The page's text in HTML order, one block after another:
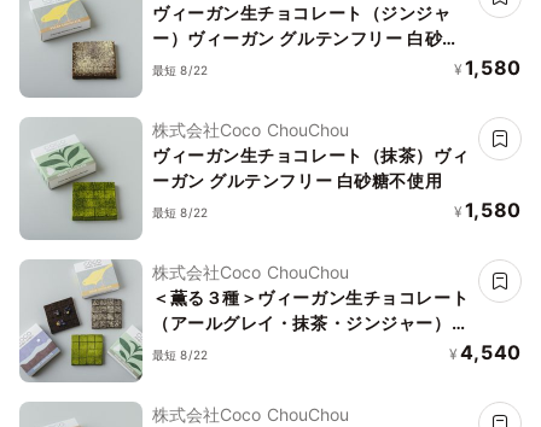
ヴィーガン生チョコレート（ジンジャ
ー）ヴィーガン グルテンフリー 白砂糖
不使用
最短 8/22 ¥ 1,580
株式会社Coco ChouChou
ヴィーガン生チョコレート（抹茶）ヴィ
ーガン グルテンフリー 白砂糖不使用
最短 8/22 ¥ 1,580
株式会社Coco ChouChou
＜薫る３種＞ヴィーガン生チョコレート
（アールグレイ・抹茶・ジンジャー）ヴ
ィーガン グルテンフリー 白砂糖不使用
最短 8/22 ¥ 4,540
株式会社Coco ChouChou